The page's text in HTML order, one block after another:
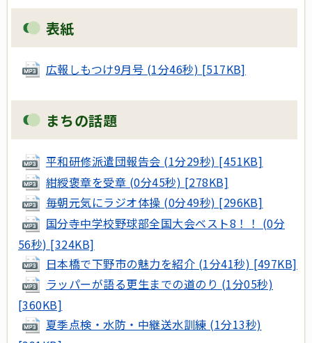
表紙
広報しもつけ9月号 (1分46秒) [517KB]
まちの話題
平和研修派遣団報告会 (1分29秒) [451KB]
紺綬褒章を受章 (0分45秒) [278KB]
毎朝元気にラジオ体操 (0分49秒) [296KB]
国分寺中学校野球部全国大会ベスト8！！ (0分
56秒) [324KB]
日本橋で下野市の魅力を紹介 (1分41秒) [497KB]
ラッパーが語る更生までの道のり (1分05秒)
[360KB]
夏季点検・水防・中継送水訓練 (1分13秒)